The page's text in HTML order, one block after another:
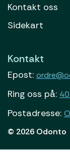
Kontakt oss
Sidekart
Kontakt
Epost:
Ring oss på:
Postadresse:
© 2026 Odonto